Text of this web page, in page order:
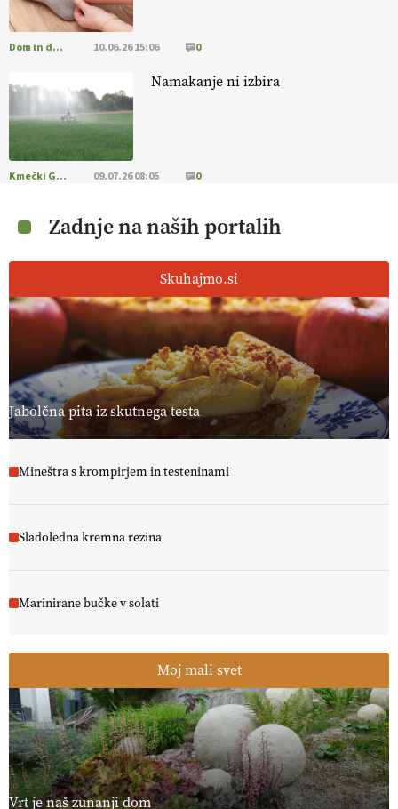
[EKOloško = LOGIČNO ]
Ekološka reja kokoši skrbi za živali
in kakovostna jajca . VEČ
https://t.co/PX49GVsP1M
@EUAgri #IMCAP #CAP https://t.co/a1xatzEeid
[EKOloško = LOGIČNO ]
Za bolj zdrava tla, večjo odpornost tal
VEČ
[EKOloško = LOGIČNO ] Ekološka hrana: Resnica ali le dobra reklama?
PRISLUHNITE
@EUAgri #imcap #cap #eco #skp #vlog
https://t.co/yev5PreiJu
Dom in družina 10.06.26 15:06 0
Namakanje ni izbira
Kmečki Glas 09.07.26 08:05 0
Zadnje na naših portalih
Skuhajmo.si
Jabolčna pita iz skutnega testa
Mineštra s krompirjem in testeninami
Sladoledna kremna rezina
Marinirane bučke v solati
Moj mali svet
Vrt je naš zunanji dom